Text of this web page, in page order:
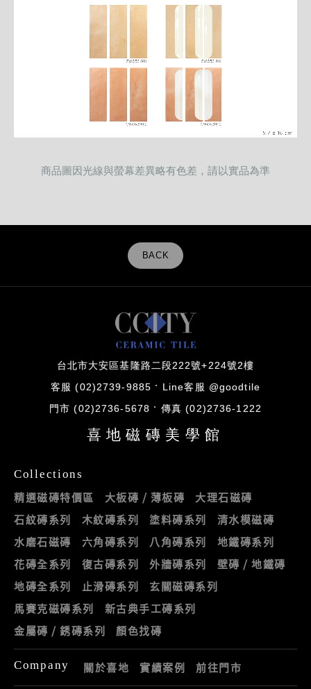
商品圖因光線與螢幕差異略有色差，請以實品為準
BACK
台北市大安區基隆路二段222號+224號2樓
客服 (02)2739-9885 Line客服 @goodtile
門市 (02)2736-5678 傳真 (02)2736-1222
喜地磁磚美學館
Collections
精選磁磚特價區 大板磚 / 薄板磚
大理石磁磚
石紋磚系列
木紋磚系列 塗料磚系列
清水模磁磚
水磨石磁磚
六角磚系列 八角磚系列
地鐵磚系列
花磚全系列
復古磚系列 外牆磚系列
壁磚 / 地鐵磚
地磚全系列
止滑磚系列
玄關磁磚系列
馬賽克磁磚系列
新古典手工磚系列
金屬磚 / 銹磚系列
顏色找磚
Company 關於喜地 實績案例 前往門市